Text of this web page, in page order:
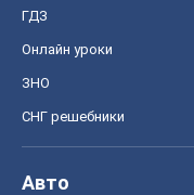
ГДЗ
Онлайн уроки
ЗНО
СНГ решебники
Авто